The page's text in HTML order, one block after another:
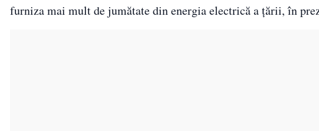
furniza mai mult de jumătate din energia electrică a țării, în